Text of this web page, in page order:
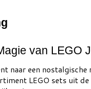
van LEGO
naar een
LEGO sets uit